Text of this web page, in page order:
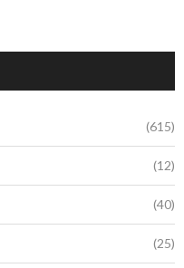
(615)
(12)
(40)
(25)